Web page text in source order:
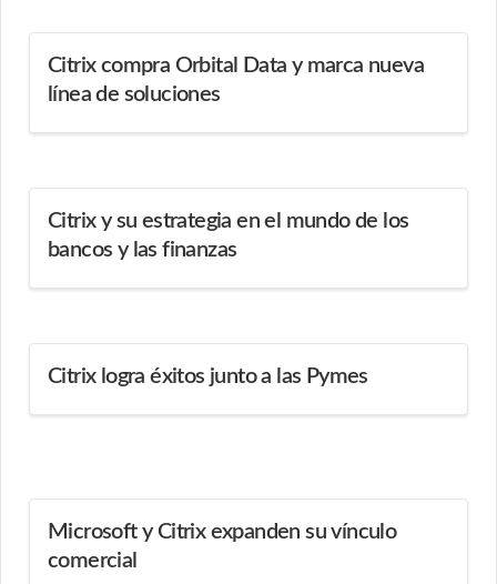
Citrix compra Orbital Data y marca nueva
línea de soluciones
Citrix y su estrategia en el mundo de los
bancos y las finanzas
Citrix logra éxitos junto a las Pymes
Microsoft y Citrix expanden su vínculo
comercial